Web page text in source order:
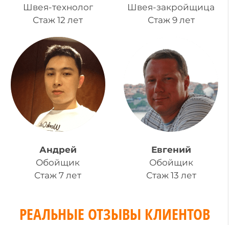
Швея-технолог
Стаж 12 лет
Швея-закройщица
Стаж 9 лет
Андрей
Обойщик
Стаж 7 лет
Евгений
Обойщик
Стаж 13 лет
РЕАЛЬНЫЕ ОТЗЫВЫ КЛИЕНТОВ